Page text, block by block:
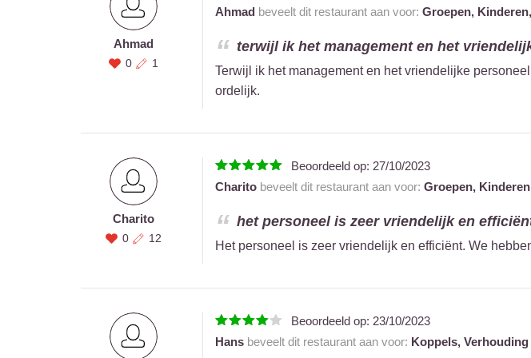
Ahmad
0 1
Ahmad beveelt dit restaurant aan voor: Groepen, Kinderen,
terwijl ik het management en het
Terwijl ik het management en het vriendelijke
ordelijk.
Charito
0 12
Beoordeeld op: 27/10/2023
Charitobeveelt dit restaurant aan voor: Groepen,
het personeel is zeer vriendelijk en
Het personeel is zeer vriendelijk en efficiënt. We
Beoordeeld op: 23/10/2023
Hansbeveelt dit restaurant aan voor: Koppels,